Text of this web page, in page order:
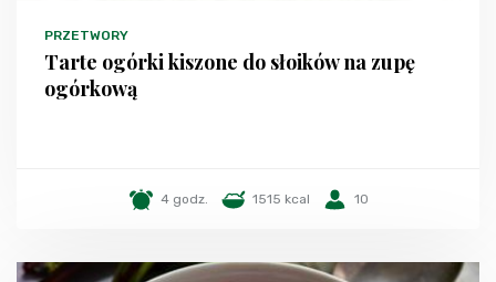
PRZETWORY
Tarte ogórki kiszone do słoików na zupę
ogórkową
4 godz. 1515 kcal 10